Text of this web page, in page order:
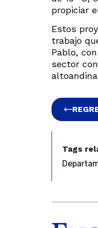
propiciar
Estos
trabajo
Pablo,
sector
Tags